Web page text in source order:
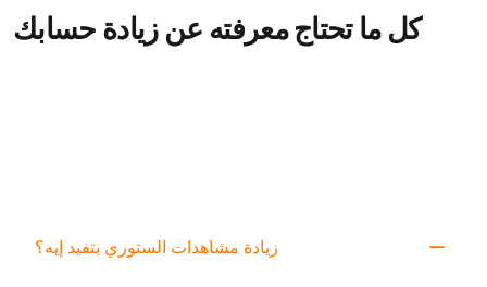
كل ما تحتاج معرفته عن زيادة حسابك
زيادة مشاهدات الستوري بتفيد إيه؟